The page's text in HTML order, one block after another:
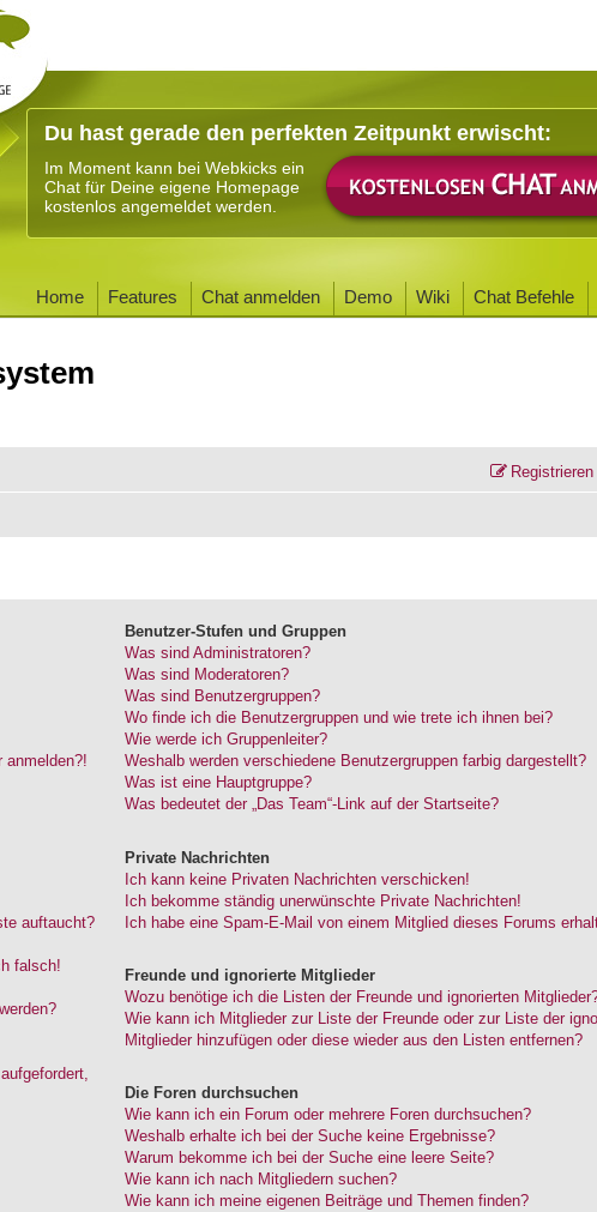
Du hast gerade den perfekten Zeitpunkt erwischt:
Im Moment kann bei Webkicks ein
Chat für Deine eigene Homepage
kostenlos angemeldet werden.
Home Features Chat anmelden Demo Wiki Chat Befehle
Registrieren
anmelden?!
auftaucht?
falsch!
Benutzer-Stufen und Gruppen
Was sind Administratoren?
Was sind Moderatoren?
Was sind Benutzergruppen?
Wo finde ich die Benutzergruppen und wie trete ich ihnen bei?
Wie werde ich Gruppenleiter?
Weshalb werden verschiedene Benutzergruppen farbig dargestellt?
Was ist eine Hauptgruppe?
Was bedeutet der „Das Team“-Link auf der Startseite?
Private Nachrichten
Ich kann keine Privaten Nachrichten verschicken!
Ich bekomme ständig unerwünschte Private Nachrichten!
Ich habe eine Spam-E-Mail von einem Mitglied dieses Forums
Freunde und ignorierte Mitglieder
Wozu benötige ich die Listen der Freunde und ignorierten
Wie kann ich Mitglieder zur Liste der Freunde oder zur Liste der
Mitglieder hinzufügen oder diese wieder aus den Listen entfernen?
Die Foren durchsuchen
Wie kann ich ein Forum oder mehrere Foren durchsuchen?
Weshalb erhalte ich bei der Suche keine Ergebnisse?
Warum bekomme ich bei der Suche eine leere Seite?
Wie kann ich nach Mitgliedern suchen?
Wie kann ich meine eigenen Beiträge und Themen finden?